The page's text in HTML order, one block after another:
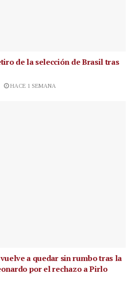
de la selección de Brasil tras
HACE 1 SEMANA
a quedar sin rumbo tras la
por el rechazo a Pirlo